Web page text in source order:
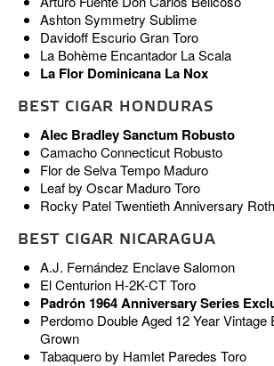
Ashton Symmetry Sublime
Davidoff Escurio Gran Toro
La Bohème Encantador La Scala
La Flor Dominicana La Nox
BEST CIGAR HONDURAS
Alec Bradley Sanctum Robusto
Camacho Connecticut Robusto
Flor de Selva Tempo Maduro
Leaf by Oscar Maduro Toro
Rocky Patel Twentieth Anniversary
BEST CIGAR NICARAGUA
A.J. Fernández Enclave Salomon
El Centurion H-2K-CT Toro
Padrón 1964 Anniversary Series
Perdomo Double Aged 12 Year Vintage
Grown
Tabaquero by Hamlet Paredes Toro